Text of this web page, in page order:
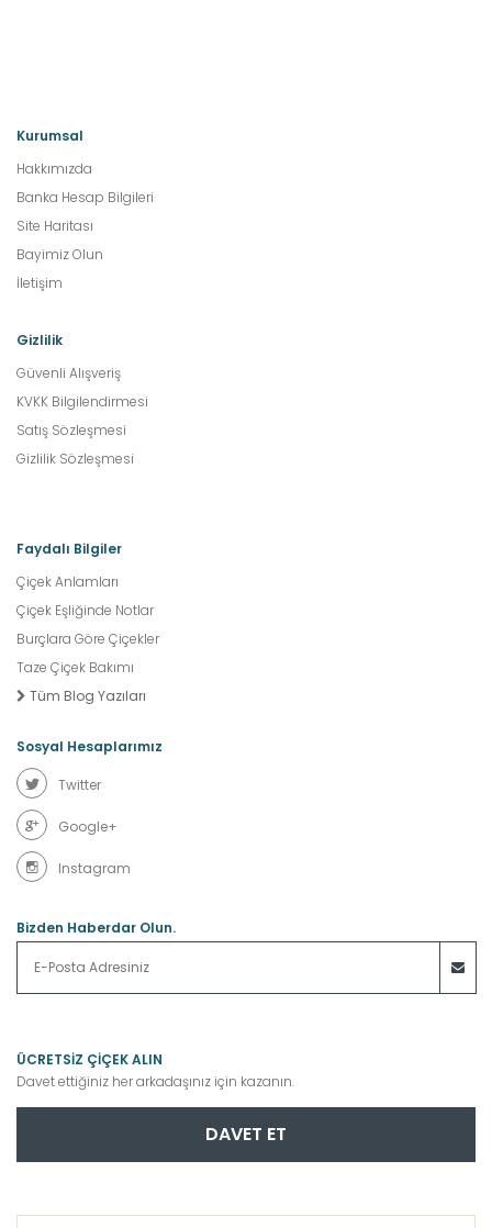
Kurumsal
Hakkımızda
Banka Hesap Bilgileri
Site Haritası
Bayimiz Olun
İletişim
Gizlilik
Güvenli Alışveriş
KVKK Bilgilendirmesi
Satış Sözleşmesi
Gizlilik Sözleşmesi
Faydalı Bilgiler
Çiçek Anlamları
Çiçek Eşliğinde Notlar
Burçlara Göre Çiçekler
Taze Çiçek Bakımı
Tüm Blog Yazıları
Sosyal Hesaplarımız
Twitter
Google+
Instagram
Bizden Haberdar Olun.
ÜCRETSİZ ÇİÇEK ALIN
Davet ettiğiniz her arkadaşınız için kazanın.
DAVET ET